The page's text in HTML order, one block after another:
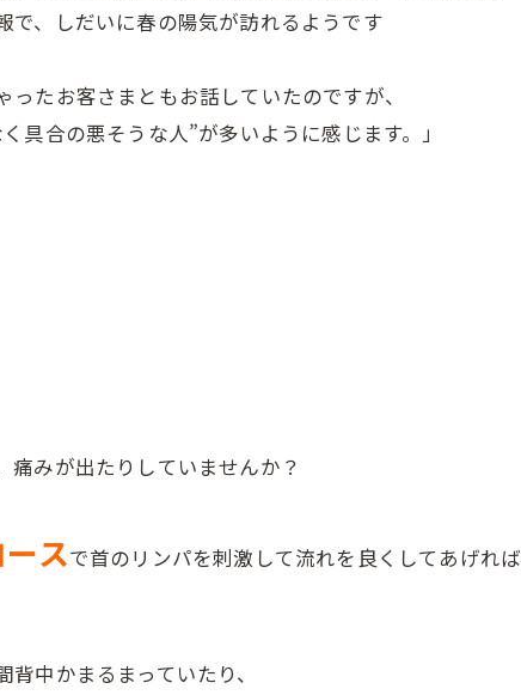
で、しだいに春の陽気が訪れるようです
たお客さまともお話していたのですが、
具合の悪そうな人”が多いように感じます。」
痛みが出たりしていませんか？
スで首のリンパを刺激して流れを良くしてあげれば
中かまるまっていたり、